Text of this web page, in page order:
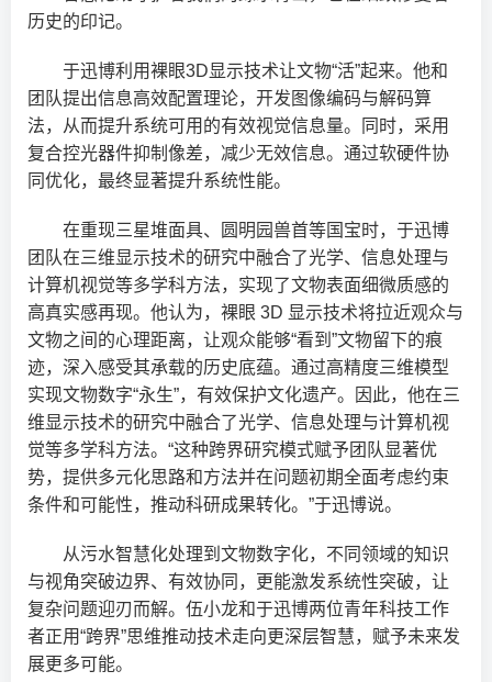
历史的印记。
于迅博利用裸眼3D显示技术让文物“活”起来。他和
团队提出信息高效配置理论，开发图像编码与解码算
法，从而提升系统可用的有效视觉信息量。同时，采用
复合控光器件抑制像差，减少无效信息。通过软硬件协
同优化，最终显著提升系统性能。
在重现三星堆面具、圆明园兽首等国宝时，于迅博
团队在三维显示技术的研究中融合了光学、信息处理与
计算机视觉等多学科方法，实现了文物表面细微质感的
高真实感再现。他认为，裸眼 3D 显示技术将拉近观众与
文物之间的心理距离，让观众能够“看到”文物留下的痕
迹，深入感受其承载的历史底蕴。通过高精度三维模型
实现文物数字“永生”，有效保护文化遗产。因此，他在三
维显示技术的研究中融合了光学、信息处理与计算机视
觉等多学科方法。“这种跨界研究模式赋予团队显著优
势，提供多元化思路和方法并在问题初期全面考虑约束
条件和可能性，推动科研成果转化。”于迅博说。
从污水智慧化处理到文物数字化，不同领域的知识
与视角突破边界、有效协同，更能激发系统性突破，让
复杂问题迎刃而解。伍小龙和于迅博两位青年科技工作
者正用“跨界”思维推动技术走向更深层智慧，赋予未来发
展更多可能。